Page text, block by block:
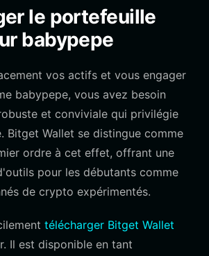
le portefeuille
babypepe
vos actifs et vous engager
babypepe, vous avez besoin
et conviviale qui privilégie
Bitget Wallet se distingue comme
ordre à cet effet, offrant une
pour les débutants comme
de crypto expérimentés.
télécharger Bitget Wallet
Il est disponible en tant